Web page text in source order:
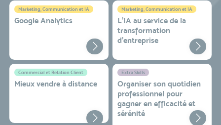
Marketing, Communication et IA
Google Analytics
Marketing, Communication et IA
L'IA au service de la
transformation
d'entreprise
Commercial et Relation Client
Mieux vendre à distance
Extra Skills
Organiser son quotidien
professionnel pour
gagner en efficacité et
sérénité